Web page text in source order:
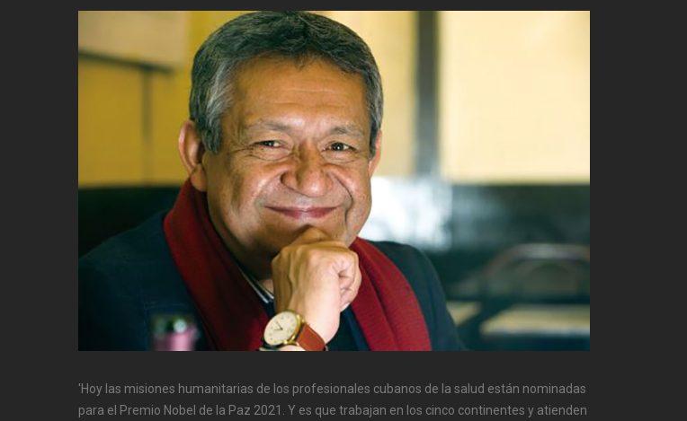
'Hoy las misiones humanitarias de los profesionales cubanos de la salud están nominadas
para el Premio Nobel de la Paz 2021. Y es que trabajan en los cinco continentes y atienden